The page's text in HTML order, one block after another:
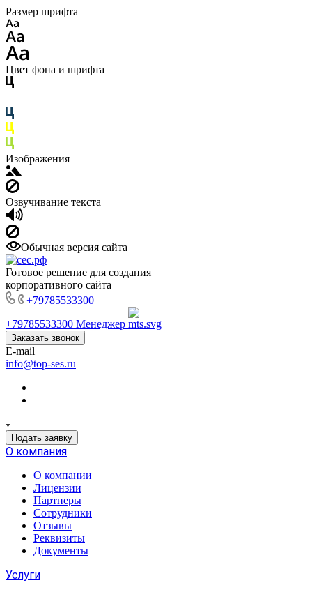
Размер шрифта
Цвет фона и шрифта
Изображения
Озвучивание текста
Обычная версия сайта
Готовое решение для создания
корпоративного сайта
+79785533300
+79785533300 Менеджер
Заказать звонок
E-mail
info@top-ses.ru
Подать заявку
О компания
О компании
Лицензии
Партнеры
Сотрудники
Отзывы
Реквизиты
Документы
Услуги